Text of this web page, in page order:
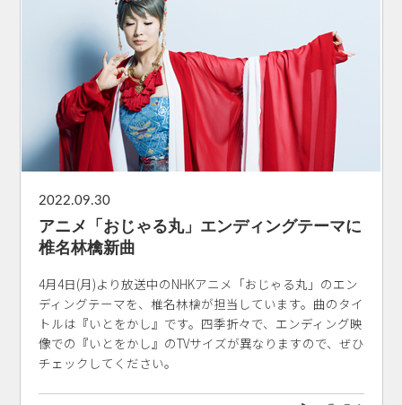
2022.09.30
アニメ「おじゃる丸」エンディングテーマに
椎名林檎新曲
4月4日(月)より放送中のNHKアニメ「おじゃる丸」のエン
ディングテーマを、椎名林檎が担当しています。曲のタイ
トルは『いとをかし』です。四季折々で、エンディング映
像での『いとをかし』のTVサイズが異なりますので、ぜひ
チェックしてください。